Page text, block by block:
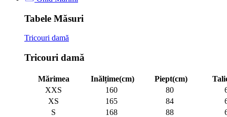
Tabele Măsuri
Tricouri damă
Tricouri damă
Mărimea Inălțime(cm) Piept(cm)
XXS
160 80
XS
165 84
S
168 88